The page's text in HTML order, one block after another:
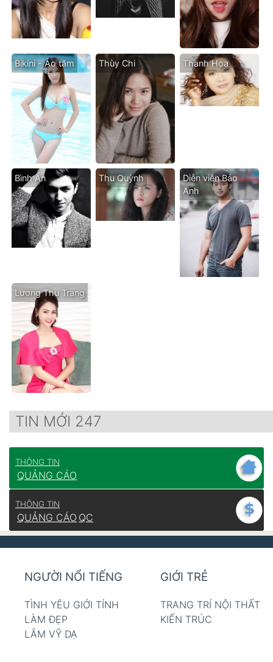
Bikini - Áo tăm Thùy Chi Thanh Hoa
Bình An Thu Quỳnh
Diễn viên Bảo
Anh
Lương Thu Trang
TIN MỚI 247
THÔNG TIN
QUẢNG CÁO
THÔNG TIN
QUẢNG CÁO QC
NGƯỜI NỔI TIẾNG
TÌNH YÊU GIỚI TÍNH
LÀM ĐẸP
LÂM VỸ DẠ
GIỚI TRẺ
TRANG TRÍ NỘI THẤT
KIẾN TRÚC